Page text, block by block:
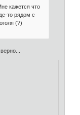
кажется что
то рядом с
(?)